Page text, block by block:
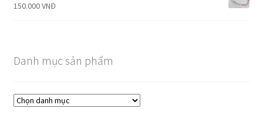
150.000VNĐ
Danh mục sản phẩm